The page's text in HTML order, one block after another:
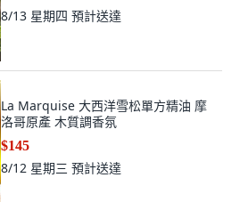
8/13 星期四 預計送達
La Marquise 大西洋雪松單方精油 摩
洛哥原產 木質調香氛
$145
8/12 星期三 預計送達